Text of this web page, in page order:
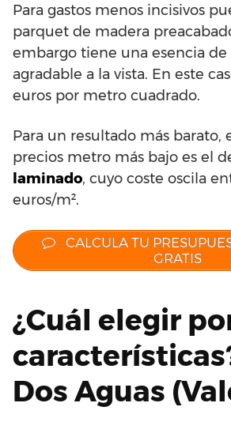
Para gastos menos incisivos
parquet de madera
embargo tiene una esencia de
agradable a la vista. En este
euros por metro cuadrado.
Para un resultado más barato,
precios metro más bajo es el
laminado, cuyo coste oscila
euros/m².
CALCULA TU
GRATIS
¿Cuál elegir
Dos Aguas